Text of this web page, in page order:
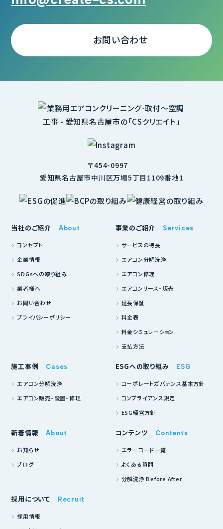
お問い合わせ
〒454-0997
愛知県名古屋市中川区万場5丁目1109番地1
当社のご紹介 About
コンセプト
企業情報
SDGsへの取り組み
業者様へ
お問い合わせ
プライバシーポリシー
事業のご紹介 Services
サービスの特長
エアコン分解洗浄
エアコン修理
エアコンリース・販売
延長保証
料金表
料金シミュレーション
支払方法
施工事例 Cases
エアコン分解洗浄
エアコン販売・設置・修理
ESGへの取り組み ESG
コーポレートガバナンス基本方針
コンプライアンス規定
ESG経営方針
新着情報 About
お知らせ
ブログ
コンテンツ Contents
エラーコード一覧
よくある質問
分解洗浄 Before After
採用について Recruit
採用情報